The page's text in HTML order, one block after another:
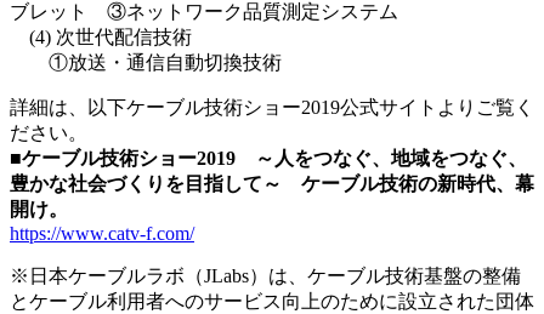
ブレット ③ネットワーク品質測定システム
(4) 次世代配信技術
①放送・通信自動切換技術
詳細は、以下ケーブル技術ショー2019公式サイトよりご覧く
ださい。
■ケーブル技術ショー2019 ～人をつなぐ、地域をつなぐ、
豊かな社会づくりを目指して～ ケーブル技術の新時代、幕
開け。
https://www.catv-f.com/
※日本ケーブルラボ（JLabs）は、ケーブル技術基盤の整備
とケーブル利用者へのサービス向上のために設立された団体